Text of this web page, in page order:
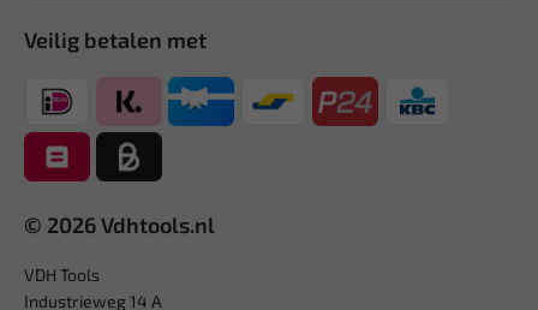
Veilig betalen met
© 2026 Vdhtools.nl
VDH Tools
Industrieweg 14 A